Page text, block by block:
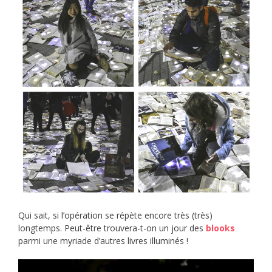
Qui sait, si l’opération se répète encore très (très)
longtemps. Peut-être trouvera-t-on un jour des blooks
parmi une myriade d’autres livres illuminés !